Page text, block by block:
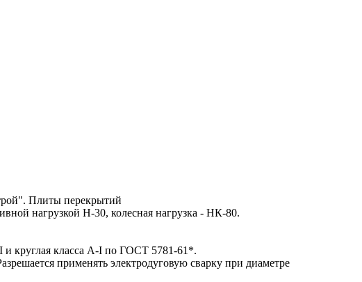
Плиты перекрытий
нагрузкой Н-30, колесная нагрузка - НК-80.
и круглая класса A-I по ГОСТ 5781-61*.
применять электродуговую сварку при диаметре